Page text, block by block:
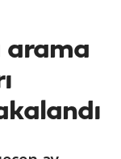
arama